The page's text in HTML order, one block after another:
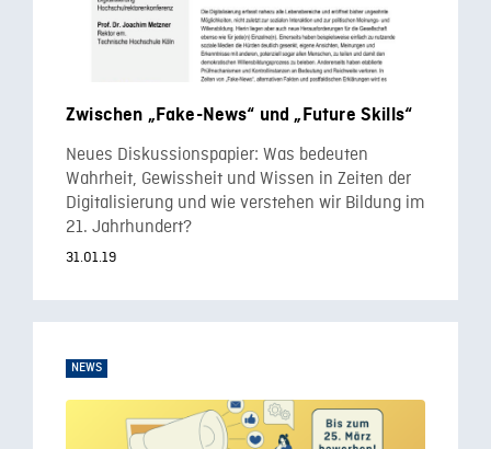
Zwischen „Fake-News“ und „Future Skills“
Neues Diskussionspapier: Was bedeuten
Wahrheit, Gewissheit und Wissen in Zeiten der
Digitalisierung und wie verstehen wir Bildung im
21. Jahrhundert?
31.01.19
NEWS